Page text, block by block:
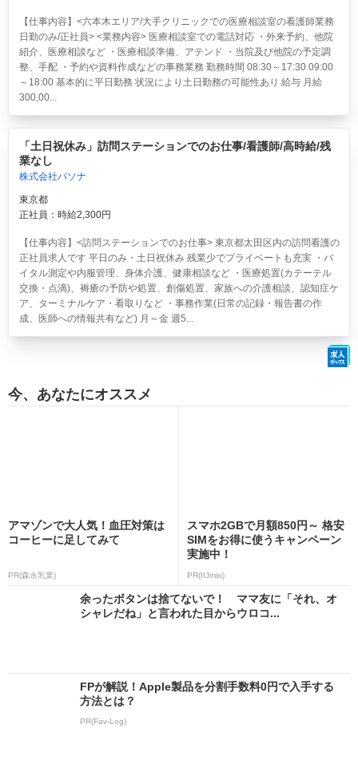
【仕事内容】<六本木エリア/大手クリニックでの医療相談室の看護師業務
日勤のみ/正社員> <業務内容> 医療相談室での電話対応 ・外来予約、他院
紹介、医療相談など ・医療相談準備、アテンド ・当院及び他院の予定調
整、手配 ・予約や資料作成などの事務業務 勤務時間 08:30～17:30 09:00
～18:00 基本的に平日勤務 状況により土日勤務の可能性あり 給与 月給
300,00...
「土日祝休み」訪問ステーションでのお仕事/看護師/高時給/残
業なし
株式会社パソナ
東京都
正社員：時給2,300円
【仕事内容】<訪問ステーションでのお仕事> 東京都太田区内の訪問看護の
正社員求人です 平日のみ・土日祝休み 残業少でプライベートも充実 ・バ
イタル測定や内服管理、身体介護、健康相談など ・医療処置(カテーテル
交換・点滴)、褥瘡の予防や処置、創傷処置、家族への介護相談、認知症ケ
ア、ターミナルケア・看取りなど ・事務作業(日常の記録・報告書の作
成、医師への情報共有など) 月～金 週5...
今、あなたにオススメ
アマゾンで大人気！血圧対策は
コーヒーに足してみて
PR(森永乳業)
スマホ2GBで月額850円～ 格安
SIMをお得に使うキャンペーン
実施中！
PR(IIJmio)
余ったボタンは捨てないで！ ママ友に「それ、オ
シャレだね」と言われた目からウロコ...
FPが解説！Apple製品を分割手数料0円で入手する
方法とは？
PR(Fav-Log)